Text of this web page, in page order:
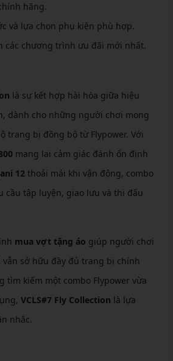
hãng.
và lựa chọn phụ kiện phù hợp.
các chương trình ưu đãi mới nhất.
là sự kết hợp hài hòa giữa hiệu
dành cho những người chơi mong
trang bị đồng bộ từ Flypower. Với
mang lại cảm giác đánh ổn định
12thoải mái khi vận động, combo
cầu tập luyện, giao lưu và thi đấu
mua vợt tặng áo giúp người chơi
sở hữu đầy đủ trang bị chính
tìm kiếm một combo Flypower vừa
VCLS#7 Fly Collection là lựa
nhắc.